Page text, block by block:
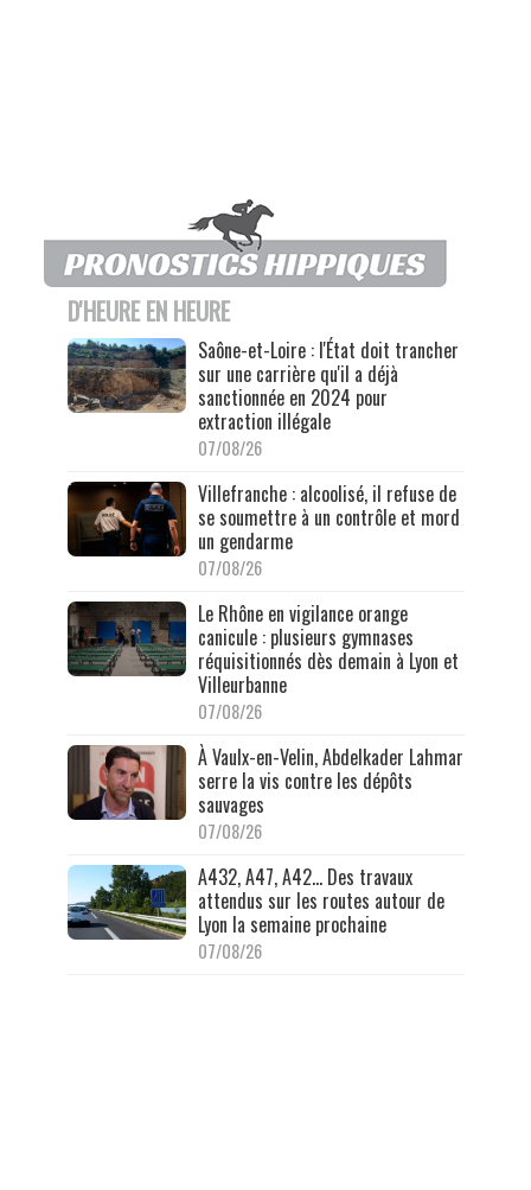
D'HEURE EN HEURE
Saône-et-Loire : l'État doit trancher
sur une carrière qu'il a déjà
sanctionnée en 2024 pour
extraction illégale
07/08/26
Villefranche : alcoolisé, il refuse de
se soumettre à un contrôle et mord
un gendarme
07/08/26
Le Rhône en vigilance orange
canicule : plusieurs gymnases
réquisitionnés dès demain à Lyon et
Villeurbanne
07/08/26
À Vaulx-en-Velin, Abdelkader Lahmar
serre la vis contre les dépôts
sauvages
07/08/26
A432, A47, A42… Des travaux
attendus sur les routes autour de
Lyon la semaine prochaine
07/08/26